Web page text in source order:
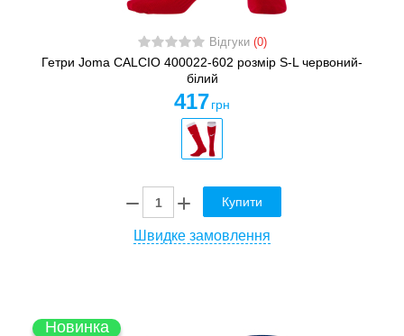
Відгуки (0)
Гетри Joma CALCIO 400022-602 розмір S-L червоний-
білий
417 грн
Купити
Швидке замовлення
Новинка